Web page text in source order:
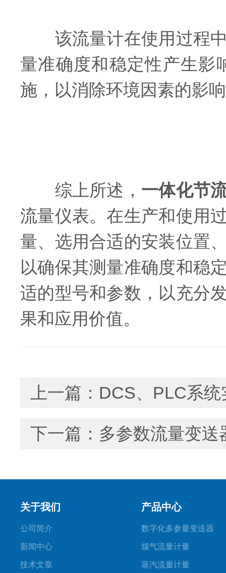
该流量计在使用过程中
量准确度和稳定性产生影
施，以消除环境因素的影
综上所述， 一体化节
流量仪表。在生产和使用
量、选用合适的安装位置
以确保其测量准确度和稳
适的型号和参数，以充分
果和应用价值。
上一篇： DCS、PLC系
下一篇： 多参数流量变送
关于我们
公司简介
新闻中心
技术文章
产品中心
数字化多参量变送器
煤气流量计量
蒸汽流量计量